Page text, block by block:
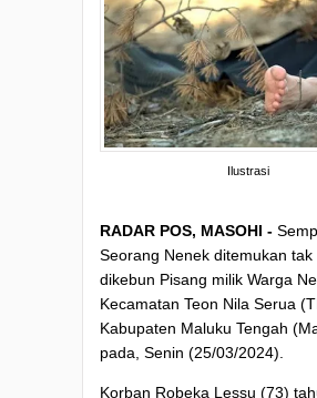
Ilustrasi
RADAR POS, MASOHI -
Seorang Nenek ditemukan tak
dikebun Pisang milik Warga
Kecamatan Teon Nila Serua
Kabupaten Maluku Tengah
pada, Senin (25/03/2024).
Korban Robeka Lessu (73)